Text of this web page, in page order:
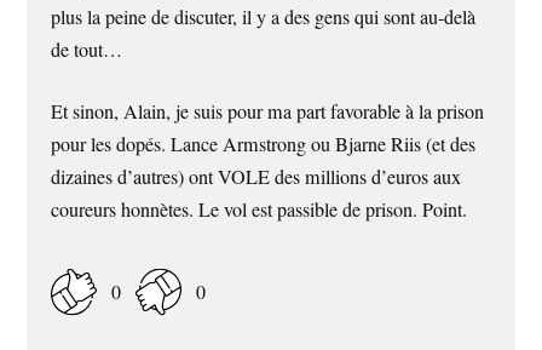
plus la peine de discuter, il y a des gens qui sont au-delà
de tout…
Et sinon, Alain, je suis pour ma part favorable à la prison
pour les dopés. Lance Armstrong ou Bjarne Riis (et des
dizaines d’autres) ont VOLE des millions d’euros aux
coureurs honnètes. Le vol est passible de prison. Point.
0 0